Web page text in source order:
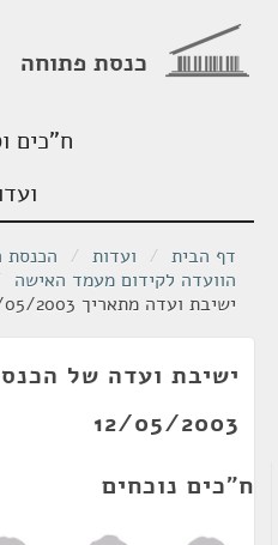
כנסת פתוחה
ח"כים
דף הבית / ועדות / הכנסת
הוועדה לקידום מעמד האישה
ישיבת ועדה מתאריך 12/05/2003
12/05/2003
ח"כים נוכחים